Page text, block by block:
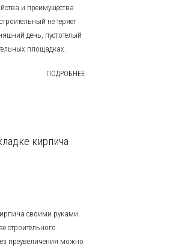
и преимущества
не теряет
день, пустотелый
площадках.
ПОДРОБНЕЕ
кирпича
своими руками.
строительного
преувеличения можно